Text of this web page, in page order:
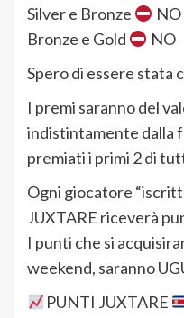
Silver e Bronze
NO
Bronze e Gold
NO
Spero di essere stata
I premi saranno del
indistintamente dalla
premiati i primi 2 di
Ogni giocatore
JUXTARE riceverà
I punti che si
weekend, saranno
PUNTI JUXTARE